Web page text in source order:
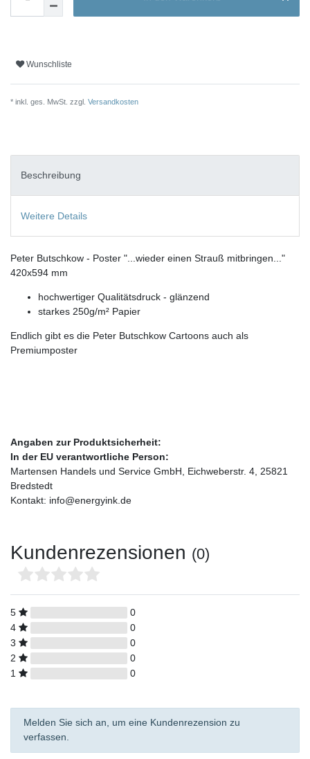
Wunschliste
* inkl. ges. MwSt. zzgl. Versandkosten
Beschreibung
Weitere Details
Peter Butschkow - Poster "...wieder einen Strauß mitbringen..."
420x594 mm
hochwertiger Qualitätsdruck - glänzend
starkes 250g/m² Papier
Endlich gibt es die Peter Butschkow Cartoons auch als
Premiumposter
Angaben zur Produktsicherheit:
In der EU verantwortliche Person:
Martensen Handels und Service GmbH, Eichweberstr. 4, 25821
Bredstedt
Kontakt: info@energyink.de
Kundenrezensionen (0)
5
0
4
0
3
0
2
0
1
0
Melden Sie sich an, um eine Kundenrezension zu
verfassen.